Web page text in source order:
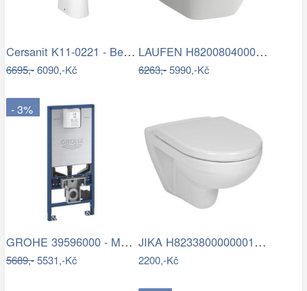
Cersanit K11-0221 - Bezbariérové…
6695,-6090,-Kč
LAUFEN H8200804000001 - Závěsné WC LUA…
6263,-5990,-Kč
- 3%
GROHE 39596000 - Modul pro WC RAPID SLX…
5689,-5531,-Kč
JIKA H8233800000001 - Závěsné WC LYRA…
2200,-Kč